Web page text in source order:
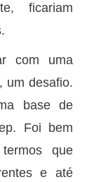
ficariam
com uma
um desafio.
base de
Foi bem
que
e até